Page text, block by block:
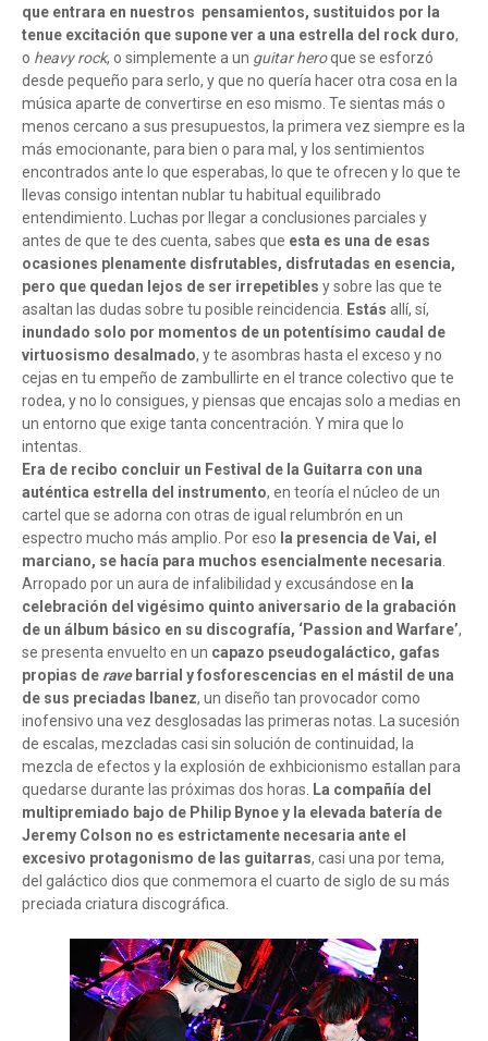
que entrara en nuestros pensamientos, sustituidos por la
tenue excitación que supone ver a una estrella del rock duro,
o heavy rock, o simplemente a un guitar heroque se esforzó
desde pequeño para serlo, y que no quería hacer otra cosa en la
música aparte de convertirse en eso mismo. Te sientas más o
menos cercano a sus presupuestos, la primera vez siempre es la
más emocionante, para bien o para mal, y los sentimientos
encontrados ante lo que esperabas, lo que te ofrecen y lo que te
llevas consigo intentan nublar tu habitual equilibrado
entendimiento. Luchas por llegar a conclusiones parciales y
antes de que te des cuenta, sabes que esta es una de esas
ocasiones plenamente disfrutables, disfrutadas en esencia,
pero que quedan lejos de ser irrepetibles y sobre las que te
asaltan las dudas sobre tu posible reincidencia. Estás allí, sí,
inundado solo por momentos de un potentísimo caudal de
virtuosismo desalmado, y te asombras hasta el exceso y no
cejas en tu empeño de zambullirte en el trance colectivo que te
rodea, y no lo consigues, y piensas que encajas solo a medias en
un entorno que exige tanta concentración. Y mira que lo
intentas.
Era de recibo concluir un Festival de la Guitarra con una
auténtica estrella del instrumento, en teoría el núcleo de un
cartel que se adorna con otras de igual relumbrón en un
espectro mucho más amplio. Por eso la presencia de Vai, el
marciano, se hacía para muchos esencialmente necesaria.
Arropado por un aura de infalibilidad y excusándose en la
celebración del vigésimo quinto aniversario de la grabación
de un álbum básico en su discografía, ‘Passion and Warfare’,
se presenta envuelto en un capazo pseudogaláctico, gafas
propias de ravebarrial y fosforescencias en el mástil de una
de sus preciadas Ibanez, un diseño tan provocador como
inofensivo una vez desglosadas las primeras notas. La sucesión
de escalas, mezcladas casi sin solución de continuidad, la
mezcla de efectos y la explosión de exhbicionismo estallan para
quedarse durante las próximas dos horas. La compañía del
multipremiado bajo de Philip Bynoe y la elevada batería de
Jeremy Colson no es estrictamente necesaria ante el
excesivo protagonismo de las guitarras, casi una por tema,
del galáctico dios que conmemora el cuarto de siglo de su más
preciada criatura discográfica.